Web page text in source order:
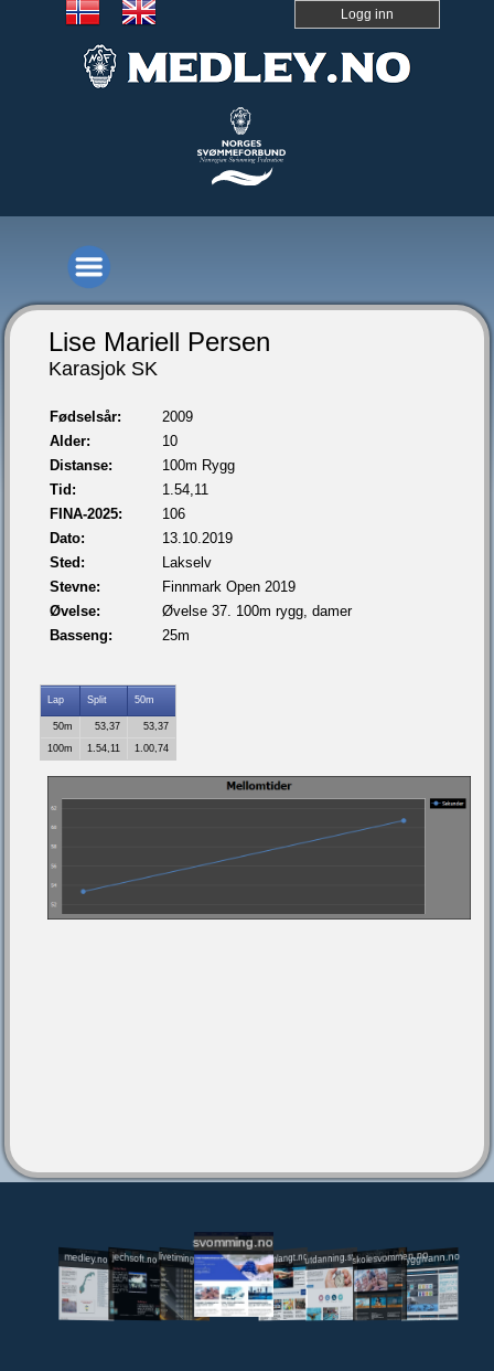
Logg inn
Lise Mariell Persen
Karasjok SK
Fødselsår:
2009
Alder:
10
Distanse:
100m Rygg
Tid:
1.54,11
FINA-2025:
106
Dato:
13.10.2019
Sted:
Lakselv
Stevne:
Finnmark Open 2019
Øvelse:
Øvelse 37. 100m rygg, damer
Basseng:
25m
Lap Split 50m
50m 53,37
53,37
100m
1.54,11 1.00,74
medley.no jechsoft.nolivetiming.medley.no
svomming.no
svomlangt.noutdanning.svomming.no
skolesvommen.notryggivann.no